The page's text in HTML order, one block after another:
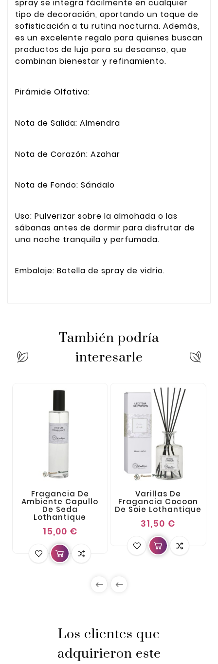
spray se integra fácilmente en cualquier
tipo de decoración, aportando un toque de
sofisticación a tu rutina nocturna. Además,
es un excelente regalo para quienes buscan
productos de lujo para su descanso, que
combinan bienestar y refinamiento.
Pirámide Olfativa:
Nota de Salida: Almendra
Nota de Corazón: Azahar
Nota de Fondo: Sándalo
Uso: Pulverizar sobre la almohada o las
sábanas antes de dormir para disfrutar de
una noche tranquila y perfumada.
Embalaje: Botella de spray de vidrio.
También podría
interesarle
Fragancia De
Ambiente Capullo
De Seda
Lothantique
15,00 €
Varillas De
Fragancia Cocoon
De Soie Lothantique
31,50 €
 
Los clientes que
adquirieron este